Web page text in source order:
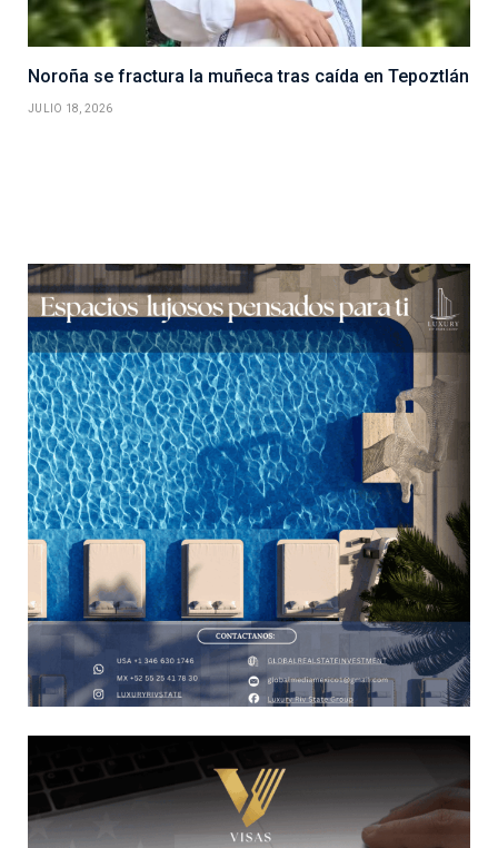
Noroña se fractura la muñeca tras caída en Tepoztlán
JULIO 18, 2026